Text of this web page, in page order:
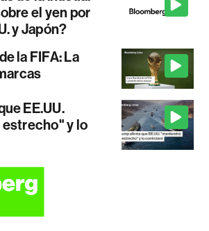
el yen por
y Japón?
la FIFA: La
EE.UU.
y lo